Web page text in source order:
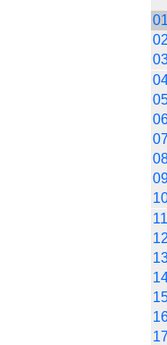
01
02
07
11
12
17